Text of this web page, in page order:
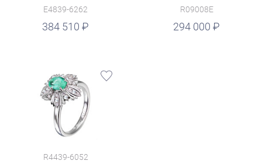
E4839-6262
384 510
R09008E
294 000
руб.
R4439-6052